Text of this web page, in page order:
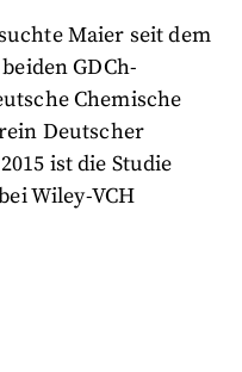
Maier seit dem
GDCh-
Chemische
Deutscher
ist die Studie
Wiley-VCH